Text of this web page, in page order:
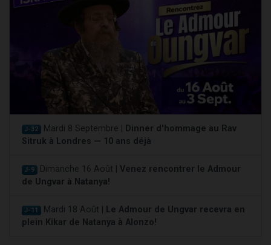
J-32 Mardi 8 Septembre |
Dinner d'hommage au Rav
Sitruk à Londres — 10 ans déjà
J-9 Dimanche 16 Août | Venez rencontrer le Admour
de Ungvar à Natanya!
J-11 Mardi 18 Août |
Le Admour de Ungvar recevra en
plein Kikar de Natanya à Alonzo!